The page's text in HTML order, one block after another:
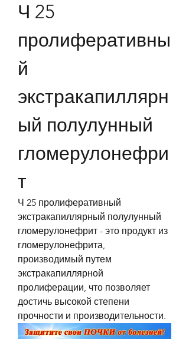
Ч 25
пролиферативны
й
экстракапиллярн
ый полулунный
гломерулонефри
т
Ч 25 пролиферативный
экстракапиллярный полулунный
гломерулонефрит - это продукт из
гломерулонефрита,
производимый путем
экстракапиллярной
пролиферации, что позволяет
достичь высокой степени
прочности и производительности.